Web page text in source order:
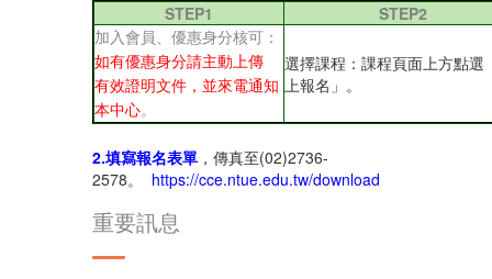
STEP1 STEP2
加入會員、優惠身分核可：
如有優惠身分請主動上傳
有效證明文件，並來電通知
本中心。
選擇課程：課程頁面上方點選
上報名」。
2.填寫報名表單 ，傳真至(02)2736-
2578。 https://cce.ntue.edu.tw/download
重要訊息